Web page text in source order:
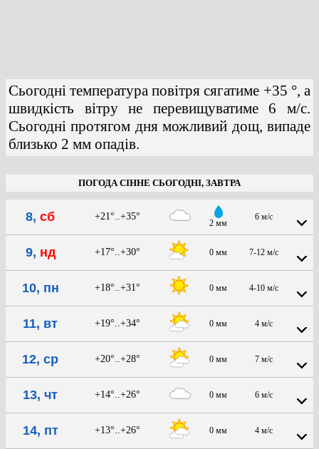
Сьогодні температура повітря сягатиме +35 °, а
швидкість вітру не перевищуватиме 6 м/с.
Сьогодні протягом дня можливий дощ, випаде
близько 2 мм опадів.
ПОГОДА СІННЕ СЬОГОДНІ, ЗАВТРА
8, сб +21°..+35°
2 мм
6 м/с
9, нд +17°..+30° 0 мм 7-12 м/с
10, пн +18°..+31° 0 мм 4-10 м/с
11, вт +19°..+34° 0 мм 4 м/с
12, ср +20°..+28° 0 мм 7 м/с
13, чт +14°..+26° 0 мм 6 м/с
14, пт +13°..+26° 0 мм 4 м/с